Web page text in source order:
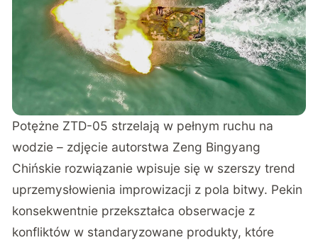
Potężne ZTD-05 strzelają w pełnym ruchu na
wodzie – zdjęcie autorstwa Zeng Bingyang
Chińskie rozwiązanie wpisuje się w szerszy trend
uprzemysłowienia improwizacji z pola bitwy. Pekin
konsekwentnie przekształca obserwacje z
konfliktów w standaryzowane produkty, które